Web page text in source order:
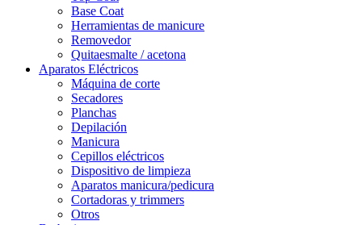
Base Coat
Herramientas de manicure
Removedor
Quitaesmalte / acetona
Aparatos Eléctricos
Máquina de corte
Secadores
Planchas
Depilación
Manicura
Cepillos eléctricos
Dispositivo de limpieza
Aparatos manicura/pedicura
Cortadoras y trimmers
Otros